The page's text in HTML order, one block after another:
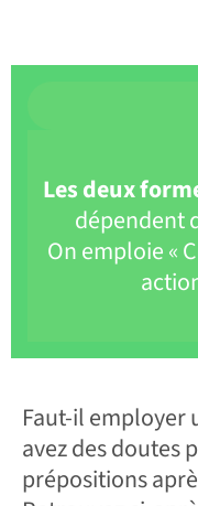
Les deux
dépendent
On emploie «
Faut-il employer
avez des doutes
prépositions